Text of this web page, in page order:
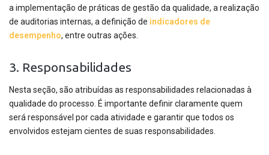
a implementação de práticas de gestão da qualidade, a realização
de auditorias internas, a definição de indicadores de
desempenho, entre outras ações.
3. Responsabilidades
Nesta seção, são atribuídas as responsabilidades relacionadas à
qualidade do processo. É importante definir claramente quem
será responsável por cada atividade e garantir que todos os
envolvidos estejam cientes de suas responsabilidades.